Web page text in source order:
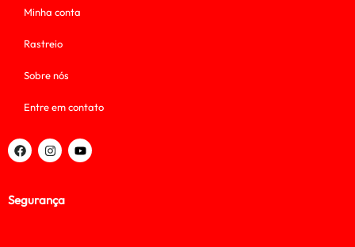
Minha conta
Rastreio
Sobre nós
Entre em contato
Segurança